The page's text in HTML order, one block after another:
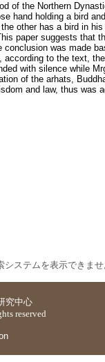
of the Northern
hand holding a bird
other has a bird in
paper suggests that
was made
to the text,
with silence while
of the arhats,
and law, thus was
ステムを表示できませ
究中心
reserved